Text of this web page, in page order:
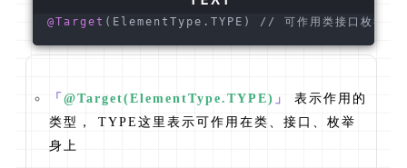
@Target (ElementType.TYPE) // 可作用类接口枚举
「 @Target(ElementType.TYPE) 」
表示作用的
类型， TYPE这里表示可作用在类、接口、枚举
身上